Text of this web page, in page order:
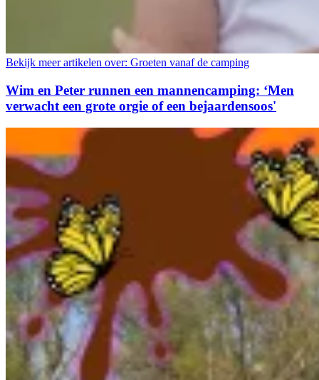
Bekijk meer artikelen over: Groeten vanaf de camping
Wim en Peter runnen een mannencamping: ‘Men
verwacht een grote orgie of een bejaardensoos'